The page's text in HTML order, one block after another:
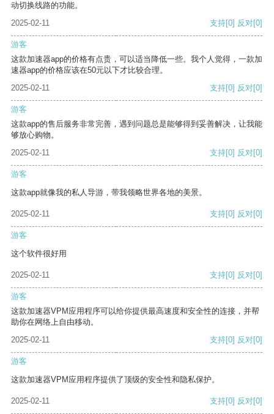
动切换线路的功能。
2025-02-11
支持[0] 反对[0]
游客
这款加速器app的价格有点贵，可以适当降低一些。我个人觉得，一款加
速器app的价格应该在50元以下才比较合理。
2025-02-11
支持[0] 反对[0]
游客
这款app的售后服务非常完善，遇到问题总是能够得到妥善解决，让我能
够放心购物。
2025-02-11
支持[0] 反对[0]
游客
这款app就像我的私人导游，带我领略世界各地的美景。
2025-02-11 支持[0] 反对[0]
游客
这个软件很好用
2025-02-11 支持[0] 反对[0]
游客
这款加速器VPM应用程序可以给你提供最高速度和安全性的连接，并帮
助你在网络上自由移动。
2025-02-11
支持[0] 反对[0]
游客
这款加速器VPM应用程序提供了顶级的安全性和隐私保护。
2025-02-11 支持[0] 反对[0]